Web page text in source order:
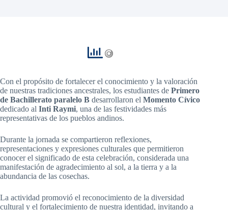
Con el propósito de fortalecer el conocimiento y la valoración
de nuestras tradiciones ancestrales, los estudiantes de Primero
de Bachillerato paralelo B desarrollaron el Momento Cívico
dedicado al Inti Raymi, una de las festividades más
representativas de los pueblos andinos.
Durante la jornada se compartieron reflexiones,
representaciones y expresiones culturales que permitieron
conocer el significado de esta celebración, considerada una
manifestación de agradecimiento al sol, a la tierra y a la
abundancia de las cosechas.
La actividad promovió el reconocimiento de la diversidad
cultural y el fortalecimiento de nuestra identidad, invitando a